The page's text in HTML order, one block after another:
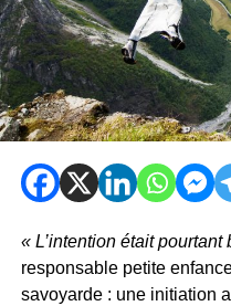
« L’intention était pourtant
responsable petite
savoyarde : une initiation